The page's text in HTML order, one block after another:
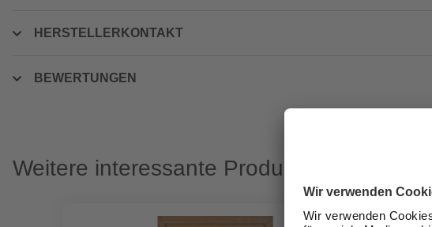
HERSTELLERKONTAKT
BEWERTUNGEN
Weitere interessante Produkte